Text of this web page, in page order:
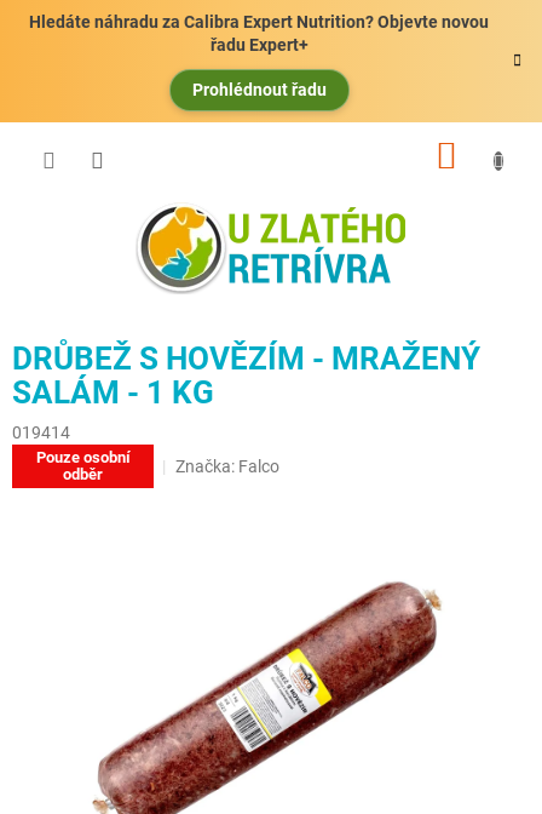
Hledáte náhradu za Calibra Expert Nutrition? Objevte novou
řadu Expert+
Prohlédnout řadu
DRŮBEŽ S HOVĚZÍM - MRAŽENÝ
SALÁM - 1 KG
019414
Pouze osobní
odběr
Značka: Falco